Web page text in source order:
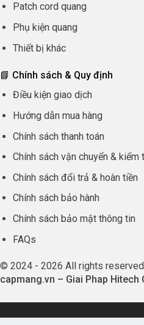
Patch cord quang
Phụ kiện quang
Thiết bị khác
📘 Chính sách & Quy định
Điều kiện giao dịch
Hướng dẫn mua hàng
Chính sách thanh toán
Chính sách vận chuyển & kiểm
Chính sách đổi trả & hoàn tiền
Chính sách bảo hành
Chính sách bảo mật thông tin
FAQs
© 2024 - 2026 All rights
capmang.vn – Giai Phap Hitech